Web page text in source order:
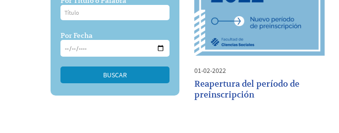
Por Fecha
BUSCAR
01-02-2022
Reapertura del período de
preinscripción